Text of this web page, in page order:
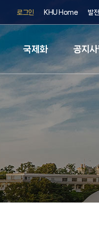
로그인 KHU Home 발
국제화 공지